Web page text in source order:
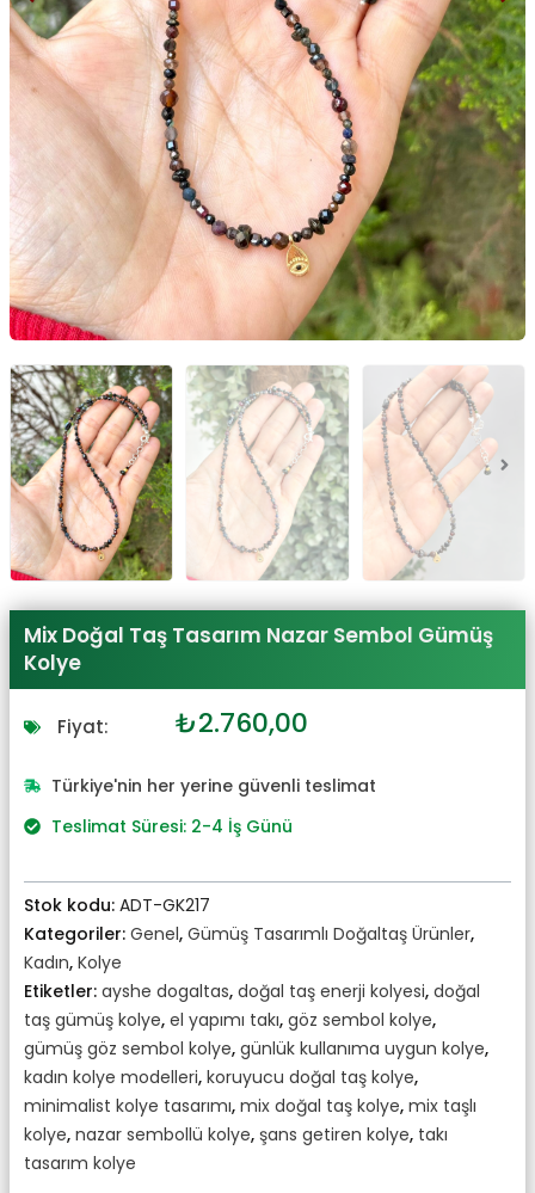
Mix Doğal Taş Tasarım Nazar Sembol Gümüş
Kolye
Fiyat: Orijinal
₺3.036,00.
₺2.760,00
fiyat:
Türkiye'nin her yerine güvenli teslimat
Teslimat Süresi: 2-4 İş Günü
Stok kodu: ADT-GK217
Kategoriler: Genel, Gümüş Tasarımlı Doğaltaş Ürünler,
Kadın, Kolye
Etiketler: ayshe dogaltas, doğal taş enerji kolyesi, doğal
taş gümüş kolye, el yapımı takı, göz sembol kolye,
gümüş göz sembol kolye, günlük kullanıma uygun kolye,
kadın kolye modelleri, koruyucu doğal taş kolye,
minimalist kolye tasarımı, mix doğal taş kolye, mix taşlı
kolye, nazar sembollü kolye, şans getiren kolye, takı
tasarım kolye